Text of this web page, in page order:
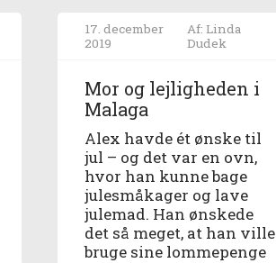
17. december
2019
Af: Linda
Dudek
Mor og lejligheden i
Malaga
Alex havde ét ønske til
jul – og det var en ovn,
hvor han kunne bage
julesmåkager og lave
julemad. Han ønskede
det så meget, at han ville
bruge sine lommepenge